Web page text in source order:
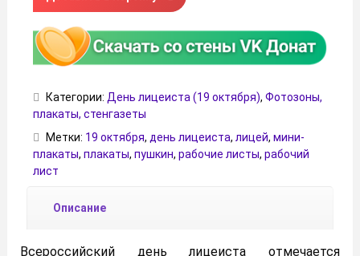
Категории: День лицеиста (19 октября), Фотозоны,
плакаты, стенгазеты
Метки: 19 октября, день лицеиста, лицей, мини-
плакаты, плакаты, пушкин, рабочие листы, рабочий
лист
Описание
Всероссийский день лицеиста отмечается